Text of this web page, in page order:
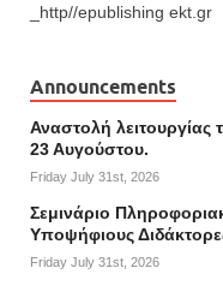
_http//epublishing ekt.gr
Announcements
Αναστολή λειτουργίας
23 Αυγούστου.
Friday July 31st, 2026
Σεμινάριο
Υποψήφιους
Friday July 31st, 2026